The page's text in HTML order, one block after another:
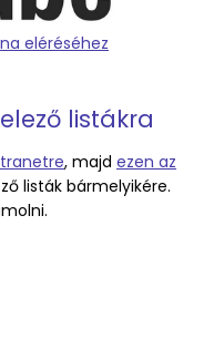
eléréséhez
listákra
, majd ezen az
listák bármelyikére.